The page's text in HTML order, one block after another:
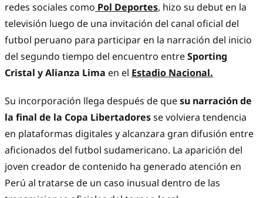
redes sociales como Pol Deportes, hizo su debut en la
televisión luego de una invitación del canal oficial del
futbol peruano para participar en la narración del inicio
del segundo tiempo del encuentro entreSporting
Cristal y Alianza Lima en el Estadio Nacional.
Su incorporación llega después de quesu narración de
la final de la Copa Libertadoresse volviera tendencia
en plataformas digitales y alcanzara gran difusión entre
aficionados del futbol sudamericano. La aparición del
joven creador de contenido ha generado atención en
Perú al tratarse de un caso inusual dentro de las